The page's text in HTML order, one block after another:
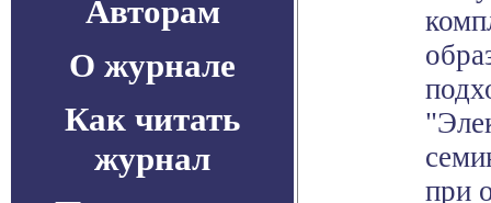
Авторам
О журнале
Как читать
журнал
при